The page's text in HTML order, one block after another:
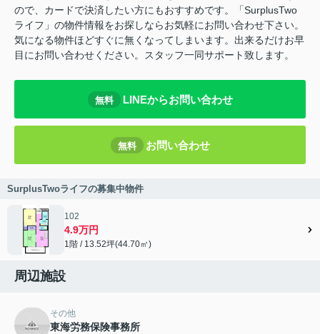
ので、カードで決済したい方にもおすすめです。「SurplusTwo
ライフ」の物件情報をお探しならお気軽にお問い合わせ下さい。
気になる物件ほどすぐに無くなってしまいます。出来るだけお早
目にお問い合わせください。スタッフ一同サポート致します。
無料 LINEからお問い合わせ
無料 お問い合わせ
SurplusTwoライフの募集中物件
102
4.9万円
1階 / 13.52坪(44.70㎡)
周辺施設
その他
東海労務保険事務所